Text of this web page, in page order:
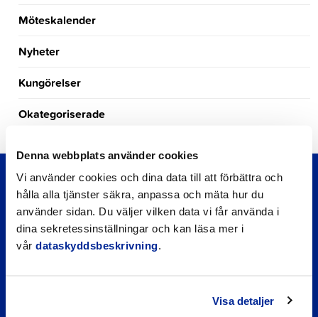
Denna webbplats använder cookies
Vi använder cookies och dina data till att förbättra och
hålla alla tjänster säkra, anpassa och mäta hur du
använder sidan. Du väljer vilken data vi får använda i
dina sekretessinställningar och kan läsa mer i
vår dataskyddsbeskrivning.
Visa detaljer
Möteskalender
Nyheter
Kungörelser
Okategoriserade